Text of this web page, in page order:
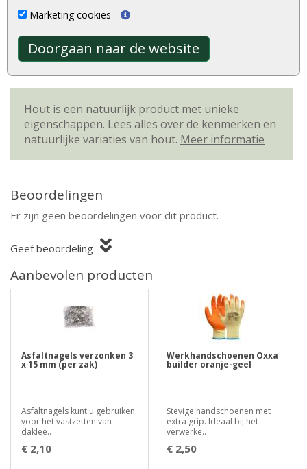
Marketing cookies
Doorgaan naar de website
Dakafwerking
Model
Klassiek model
Bevestigingsmaterialen
Inclusief
Hout is een natuurlijk product met unieke
eigenschappen. Lees alles over de kenmerken en
natuurlijke variaties van hout. Meer informatie
Beoordelingen
Er zijn geen beoordelingen voor dit product.
Geef beoordeling
Aanbevolen producten
Asfaltnagels verzonken 3
x 15 mm (per zak)
Asfaltnagels kunt u gebruiken
voor het vastzetten van
daklee..
€ 2,10
Werkhandschoenen Oxxa
builder oranje-geel
Stevige handschoenen met
extra grip. Ideaal bij het
verwerke..
€ 2,50